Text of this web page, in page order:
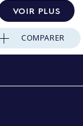
VOIR PLUS
COMPARER